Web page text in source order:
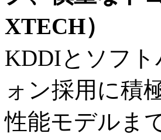
XTECH）
KDDIとソフ
ォン採用に積
性能モデルま